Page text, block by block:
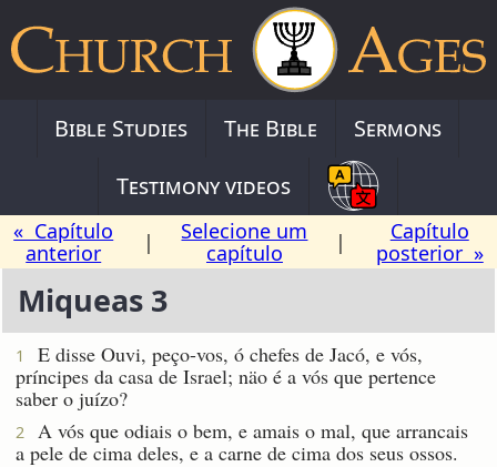
Bible Studies The Bible
Sermons
Testimony videos
« Capítulo
anterior
|
Selecione um
capítulo
|
Capítulo
posterior »
Miqueas 3
1
E disse Ouvi, peço-vos, ó chefes de Jacó, e vós,
príncipes da casa de Israel; näo é a vós que pertence
saber o juízo?
2
A vós que odiais o bem, e amais o mal, que arrancais
a pele de cima deles, e a carne de cima dos seus ossos.